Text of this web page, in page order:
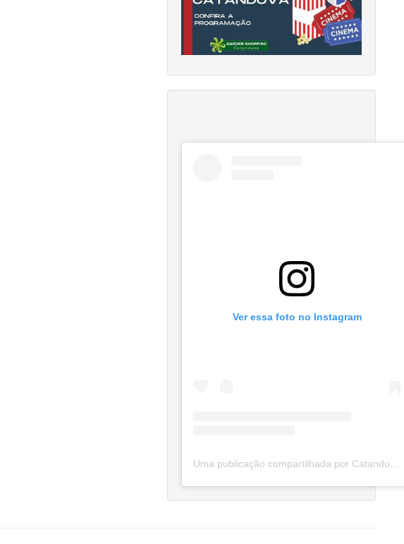
Ver essa foto no Instagram